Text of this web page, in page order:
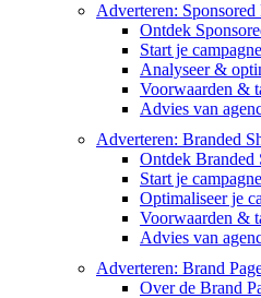
Adverteren: Sponsored
Ontdek
Start je campagne
Analyseer &
Voorwaarden &
Advies van
Adverteren: Branded
Ontdek Branded
Start je campagne
Optimaliseer je
Voorwaarden &
Advies van
Adverteren: Brand
Over de Brand